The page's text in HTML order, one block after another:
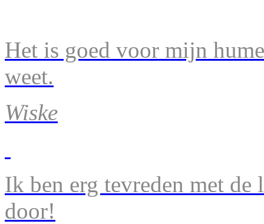
Het is goed voor mijn
weet.
Wiske
Ik ben erg tevreden met de
door!